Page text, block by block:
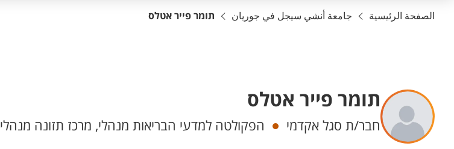
الصفحة الرئيسية جامعة أنشي سيجل في جوريان תומר פייר אטלס
תומר פייר אטלס
Departments
חבר/ת סגל אקדמי הפקולטה למדעי הבריאות מנהלי, מרכז תזונה מנהלי